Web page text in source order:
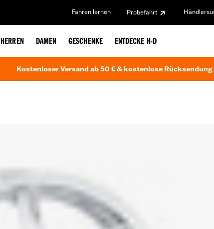
Fahren lernen Probefahrt
HERREN DAMEN GESCHENKE ENTDECKE H-D
Kostenloser Versand ab 50 € & kostenlose Rücksendung